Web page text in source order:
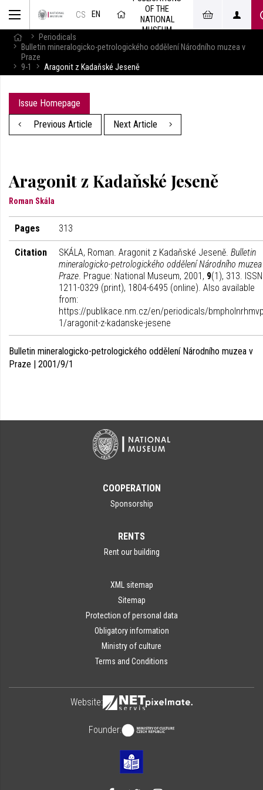
CS EN
OF THE
NATIONAL
MUSEUM
Periodicals
Bulletin mineralogicko-petrologického oddělení Národního muzea v
Praze
9-1
Aragonit z Kadaňské Jeseně
Issue Homepage
Previous Article
Next Article
Aragonit z Kadaňské Jeseně
Roman Skála
Pages 313
Citation SKÁLA, Roman. Aragonit z Kadaňské Jeseně. Bulletin
mineralogicko-petrologického oddělení Národního
Praze. Prague: National Museum, 2001, 9(1), 313. ISSN
1211-0329 (print), 1804-6495 (online). Also available
from:
https://publikace.nm.cz/en/periodicals/
1/aragonit-z-kadanske-jesene
Bulletin mineralogicko-petrologického oddělení Národního muzea v
Praze | 2001/9/1
COOPERATION
Sponsorship
RENTS
Rent our building
XML sitemap
Sitemap
Protection of personal data
Obligatory information
Ministry of culture
Terms and Conditions
Website:
Founder: